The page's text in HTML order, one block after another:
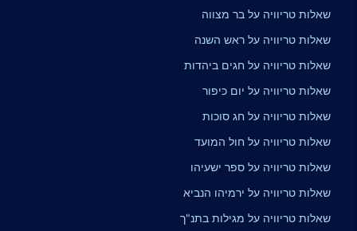
שאלות טריוויה על בר מצווה
שאלות טריוויה על ראש השנה
שאלות טריוויה על חגים ביהדות
שאלות טריוויה על יום כיפור
שאלות טריוויה על חג סוכות
שאלות טריוויה על חול המועד
שאלות טריוויה על ספר ישעיהו
שאלות טריוויה על ירמיהו הנביא
שאלות טריוויה על מגילות בתנ"ך